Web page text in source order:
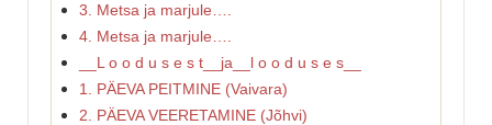
3. Metsa ja marjule….
4. Metsa ja marjule….
__L o o d u s e s t__ja__l o o d u s e s__
1. PÄEVA PEITMINE (Vaivara)
2. PÄEVA VEERETAMINE (Jõhvi)